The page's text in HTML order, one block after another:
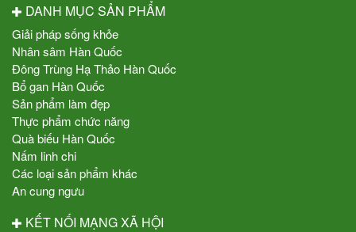
DANH MỤC SẢN PHẨM
Giải pháp sống khỏe
Nhân sâm Hàn Quốc
Đông Trùng Hạ Thảo Hàn Quốc
Bổ gan Hàn Quốc
Sản phẩm làm đẹp
Thực phẩm chức năng
Quà biếu Hàn Quốc
Nấm linh chi
Các loại sản phẩm khác
An cung ngưu
KẾT NỐI MẠNG XÃ HỘI